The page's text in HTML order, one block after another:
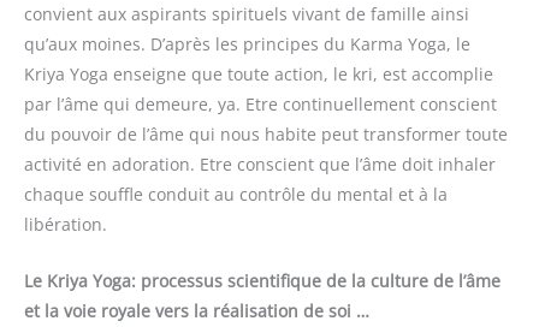
convient aux aspirants spirituels vivant de famille ainsi
qu’aux moines. D’après les principes du Karma Yoga, le
Kriya Yoga enseigne que toute action, le kri, est accomplie
par l’âme qui demeure, ya. Etre continuellement conscient
du pouvoir de l’âme qui nous habite peut transformer toute
activité en adoration. Etre conscient que l’âme doit inhaler
chaque souffle conduit au contrôle du mental et à la
libération.
Le Kriya Yoga: processus scientifique de la culture de l’âme
et la voie royale vers la réalisation de soi …